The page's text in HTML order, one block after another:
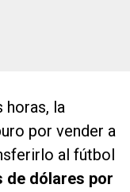
horas, la
por vender a
al fútbol
de dólares por